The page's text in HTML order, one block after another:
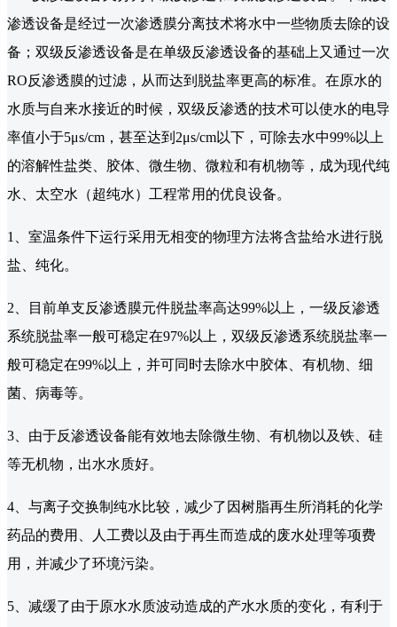
渗透设备是经过一次渗透膜分离技术将水中一些物质去除的设
备；双级反渗透设备是在单级反渗透设备的基础上又通过一次
RO反渗透膜的过滤，从而达到脱盐率更高的标准。在原水的
水质与自来水接近的时候，双级反渗透的技术可以使水的电导
率值小于5μs/cm，甚至达到2μs/cm以下，可除去水中99%以上
的溶解性盐类、胶体、微生物、微粒和有机物等，成为现代纯
水、太空水（超纯水）工程常用的优良设备。
1、室温条件下运行采用无相变的物理方法将含盐给水进行脱
盐、纯化。
2、目前单支反渗透膜元件脱盐率高达99%以上，一级反渗透
系统脱盐率一般可稳定在97%以上，双级反渗透系统脱盐率一
般可稳定在99%以上，并可同时去除水中胶体、有机物、细
菌、病毒等。
3、由于反渗透设备能有效地去除微生物、有机物以及铁、硅
等无机物，出水水质好。
4、与离子交换制纯水比较，减少了因树脂再生所消耗的化学
药品的费用、人工费以及由于再生而造成的废水处理等项费
用，并减少了环境污染。
5、减缓了由于原水水质波动造成的产水水质的变化，有利于